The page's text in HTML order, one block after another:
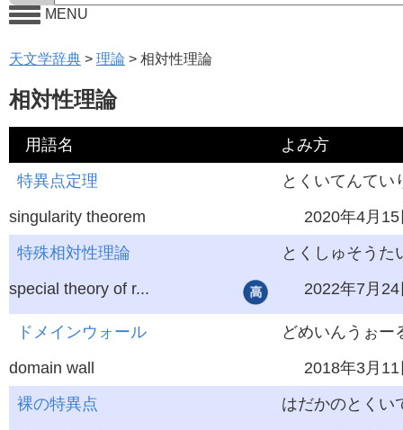
MENU
天文学辞典 > 理論 > 相対性理論
相対性理論
用語名
よみ方
英語
学習レベル 最終更新
特異点定理
とくいてんてい
singularity theorem
2020年4月15
特殊相対性理論
とくしゅそうた
special theory of r...
2022年7月24
ドメインウォール
どめいんうぉー
domain wall
2018年3月11
裸の特異点
はだかのとくい